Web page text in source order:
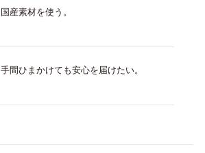
国産素材を使う。
手間ひまかけても安心を届けたい。